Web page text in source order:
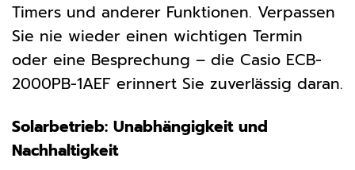
Timers und anderer Funktionen. Verpassen
Sie nie wieder einen wichtigen Termin
oder eine Besprechung – die Casio ECB-
2000PB-1AEF erinnert Sie zuverlässig daran.
Solarbetrieb: Unabhängigkeit und
Nachhaltigkeit